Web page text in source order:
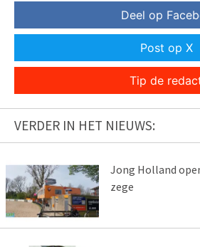
Deel op
Post op X
Tip de
VERDER IN HET NIEUWS:
Jong Holland
zege